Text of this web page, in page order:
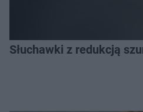
Słuchawki z redukcją